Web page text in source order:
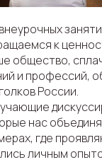
к
общество,
и профессий,
России.
нас
где
личным